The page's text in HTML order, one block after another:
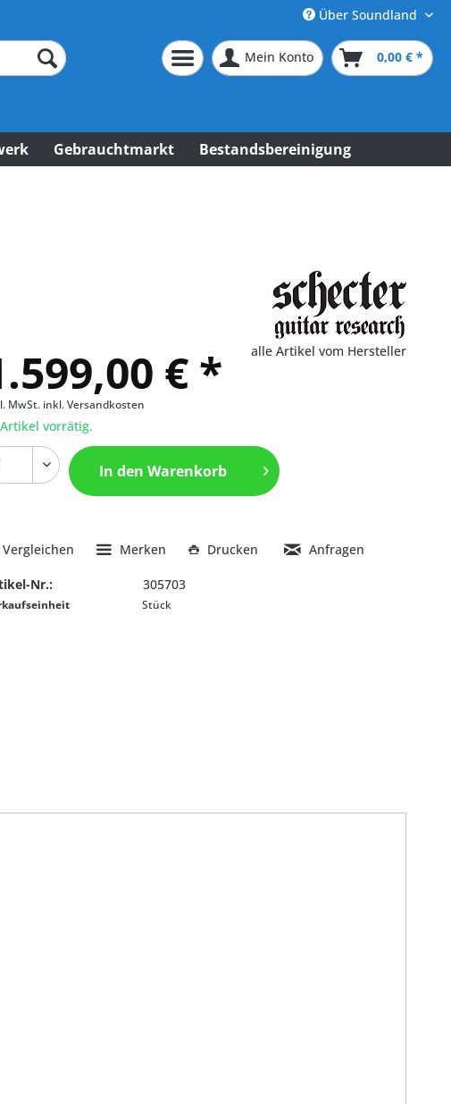
Über Soundland
Mein Konto 0,00 € *
Gebrauchtmarkt Bestandsbereinigung
alle Artikel vom Hersteller
€ *
MwSt. inkl. Versandkosten
Artikel vorrätig.
In den Warenkorb
Vergleichen Merken Drucken Anfragen
Nr.: 305703
Stück